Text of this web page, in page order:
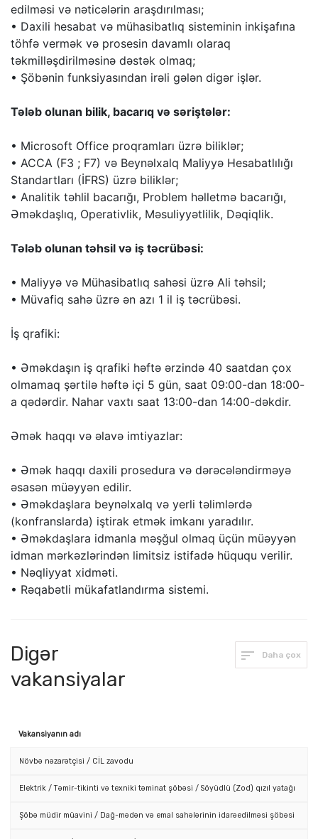
edilməsi və nəticələrin araşdırılması;
• Daxili hesabat və mühasibatlıq sisteminin inkişafına
töhfə vermək və prosesin davamlı olaraq
təkmilləşdirilməsinə dəstək olmaq;
• Şöbənin funksiyasından irəli gələn digər işlər.
Tələb olunan bilik, bacarıq və səriştələr:
• Microsoft Office proqramları üzrə biliklər;
• ACCA (F3 ; F7) və Beynəlxalq Maliyyə Hesabatlılığı
Standartları (İFRS) üzrə biliklər;
• Analitik təhlil bacarığı, Problem həlletmə bacarığı,
Əməkdaşlıq, Operativlik, Məsuliyyətlilik, Dəqiqlik.
Tələb olunan təhsil və iş təcrübəsi:
• Maliyyə və Mühasibatlıq sahəsi üzrə Ali təhsil;
• Müvafiq sahə üzrə ən azı 1 il iş təcrübəsi.
İş qrafiki:
• Əməkdaşın iş qrafiki həftə ərzində 40 saatdan çox
olmamaq şərtilə həftə içi 5 gün, saat 09:00-dan 18:00-
a qədərdir. Nahar vaxtı saat 13:00-dan 14:00-dəkdir.
Əmək haqqı və əlavə imtiyazlar:
• Əmək haqqı daxili prosedura və dərəcələndirməyə
əsasən müəyyən edilir.
• Əməkdaşlara beynəlxalq və yerli təlimlərdə
(konfranslarda) iştirak etmək imkanı yaradılır.
• Əməkdaşlara idmanla məşğul olmaq üçün müəyyən
idman mərkəzlərindən limitsiz istifadə hüququ verilir.
• Nəqliyyat xidməti.
• Rəqabətli mükafatlandırma sistemi.
Digər
vakansiyalar
Daha çox